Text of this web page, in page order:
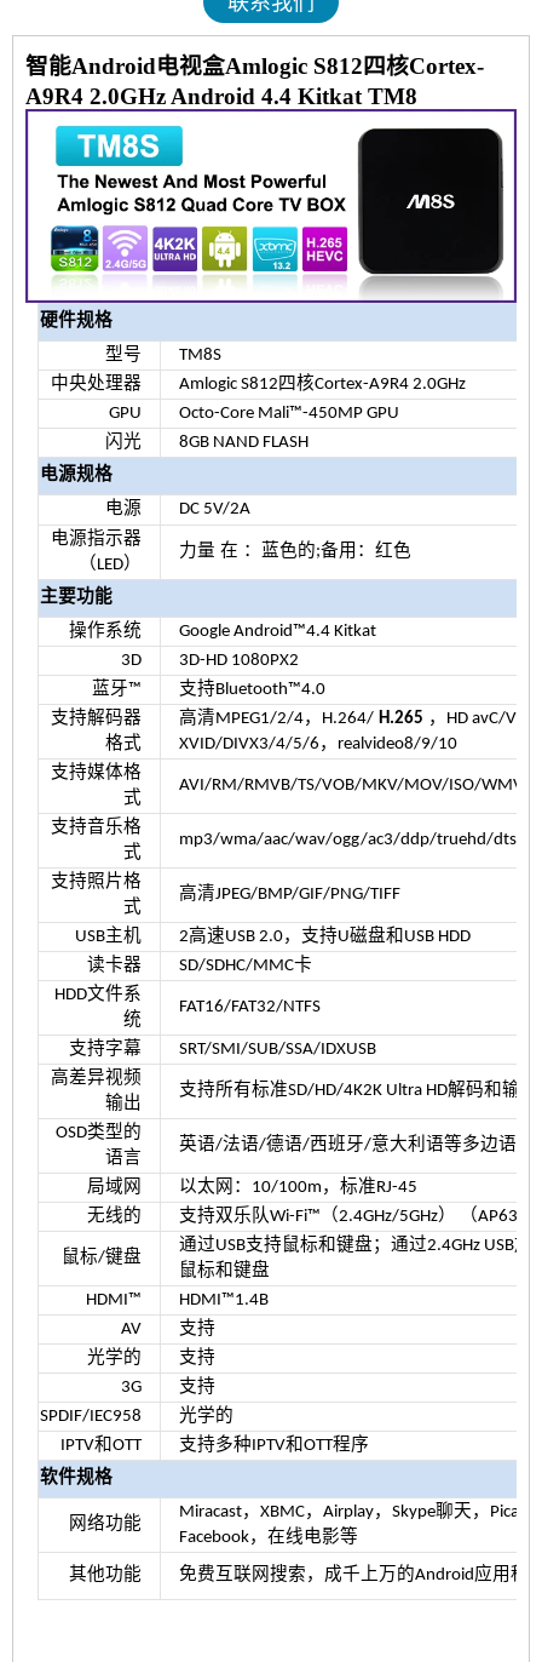
智能Android电视盒Amlogic S812四核Cortex-
A9R4 2.0GHz Android 4.4 Kitkat TM8
硬件规格
型号
TM8S
中央处理器
Amlogic S812四核Cortex-A9R4 2.0GHz
GPU
Octo-Core Mali™-450MP GPU
闪光
8GB NAND FLASH
电源规格
电源
DC 5V/2A
电源指示器
（LED）
力量 在 ：蓝色的;备用：红色
主要功能
操作系统
Google Android™4.4 Kitkat
3D
3D-HD 1080PX2
蓝牙™
支持Bluetooth™4.0
支持解码器
格式
高清MPEG1/2/4，H.264/ H.265 ，HD avC/
XVID/DIVX3/4/5/6，realvideo8/9/10
支持媒体格
式
AVI/RM/RMVB/TS/VOB/MKV/MOV/ISO/WMV/
支持音乐格
式
mp3/wma/aac/wav/ogg/ac3/ddp/truehd/dts/
支持照片格
式
高清JPEG/BMP/GIF/PNG/TIFF
USB主机
2高速USB 2.0，支持U磁盘和USB HDD
读卡器
SD/SDHC/MMC卡
HDD文件系
统
FAT16/FAT32/NTFS
支持字幕
SRT/SMI/SUB/SSA/IDXUSB
高差异视频
输出
支持所有标准SD/HD/4K2K Ultra HD解码和输出
OSD类型的
语言
英语/法语/德语/西班牙/意大利语等多边语言
局域网
以太网：10/100m，标准RJ-45
无线的
支持双乐队Wi-Fi™（2.4GHz/5GHz） （
鼠标/键盘
通过USB支持鼠标和键盘；通过2.4GHz USB加
鼠标和键盘
HDMI™
HDMI™1.4B
AV
支持
光学的
支持
3G
支持
SPDIF/IEC958
光学的
IPTV和OTT
支持多种IPTV和OTT程序
软件规格
网络功能
Miracast，XBMC，Airplay，Skype聊天，Picasa
Facebook，在线电影等
其他功能 免费互联网搜索，成千上万的Android应用程